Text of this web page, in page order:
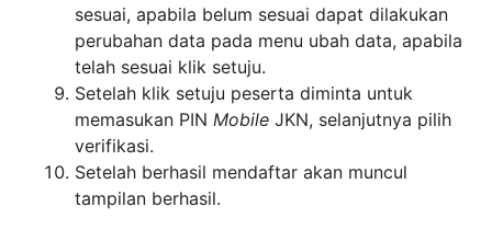
sesuai, apabila belum sesuai dapat dilakukan
perubahan data pada menu ubah data, apabila
telah sesuai klik setuju.
Setelah klik setuju peserta diminta untuk
memasukan PIN Mobile JKN, selanjutnya pilih
verifikasi.
Setelah berhasil mendaftar akan muncul
tampilan berhasil.